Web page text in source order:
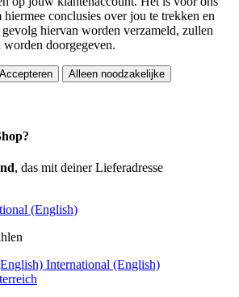
conclusies over jou te trekken en
gevolg hiervan worden verzameld, zullen
worden doorgegeven.
Accepteren Alleen noodzakelijke
, das mit deiner Lieferadresse
(English)
International (English)